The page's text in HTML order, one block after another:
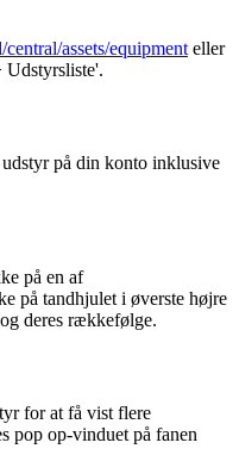
assets/equipment eller
på din konto inklusive
på en af
på tandhjulet i øverste højre
deres rækkefølge.
for at få vist flere
pop op-vinduet på fanen